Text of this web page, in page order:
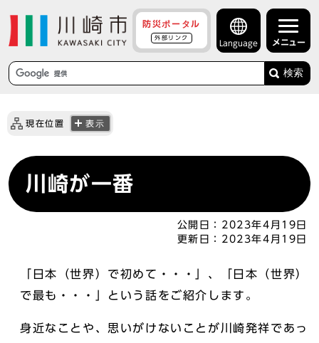
防災ポータル
外部リンク
Language メニュー
検索
現在位置 表示
川崎が一番
公開日： 2023年4月19日
更新日： 2023年4月19日
「日本（世界）で初めて・・・」、「日本（世界）
で最も・・・」という話をご紹介します。
身近なことや、思いがけないことが川崎発祥であっ